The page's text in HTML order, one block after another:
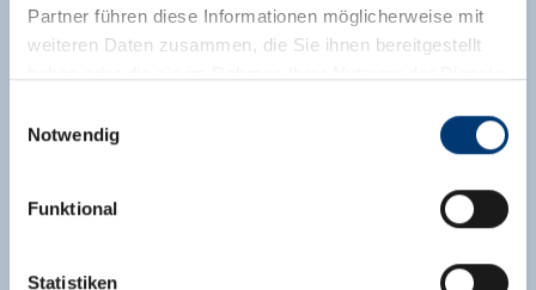
Partner führen diese Informationen möglicherweise mit
weiteren Daten zusammen, die Sie ihnen bereitgestellt
Rohr 23// A-6280 Zell am Ziller
www.zillertalarena.com
Notwendig
Funktional
Statistiken